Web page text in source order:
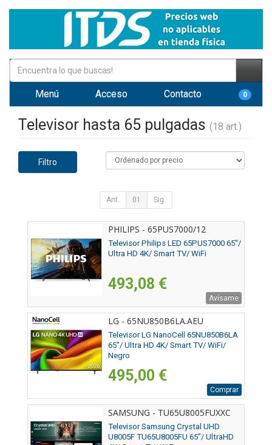
Menú Acceso Contacto 0
Televisor hasta 65 pulgadas (18 art.)
Filtro
Ant. 01 Sig.
PHILIPS - 65PUS7000/12
Televisor Philips LED 65PUS7000 65"/
Ultra HD 4K/ Smart TV/ WiFi
493,08 €
Avísame
LG - 65NU850B6LA.AEU
Televisor LG NanoCell 65NU850B6LA
65"/ Ultra HD 4K/ Smart TV/ WiFi/
Negro
495,00 €
Comprar
SAMSUNG - TU65U8005FUXXC
Televisor Samsung Crystal UHD
U8005F TU65U8005FU 65"/ UltraHD